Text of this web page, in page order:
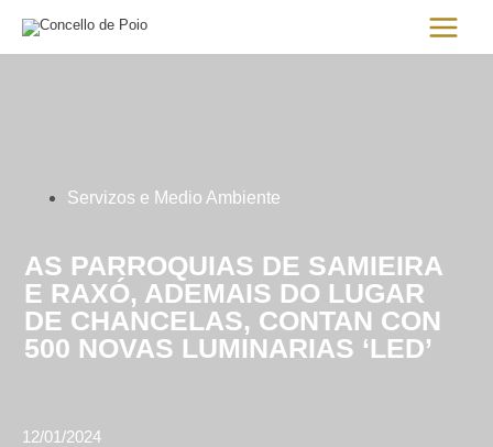
contenido
Main
Menu
Servizos e Medio Ambiente
AS PARROQUIAS DE SAMIEIRA
E RAXÓ, ADEMAIS DO LUGAR
DE CHANCELAS, CONTAN CON
500 NOVAS LUMINARIAS ‘LED’
12/01/2024